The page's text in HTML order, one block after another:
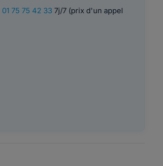
01 75 75 42 337j/7 (prix d'un appel